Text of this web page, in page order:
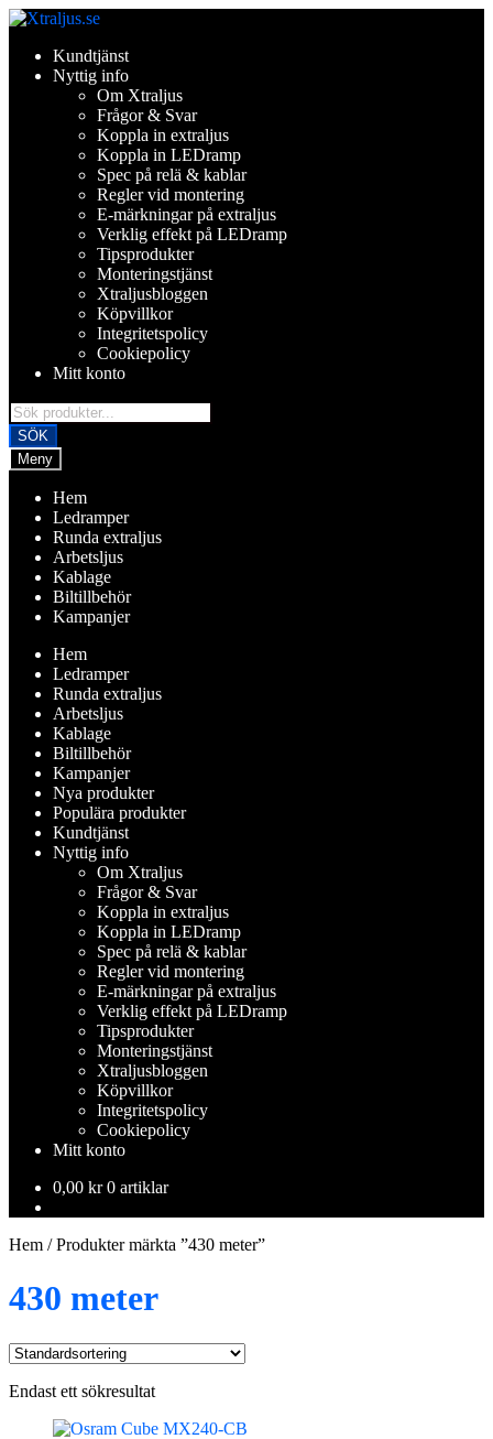
Hoppa
navigering
Hoppa
innehållKundtjänst
Nyttig info
Om Xtraljus
Frågor & Svar
Koppla in extraljus
Koppla in LEDramp
Spec på relä & kablar
Regler vid montering
E-märkningar på extraljus
Verklig effekt på LEDramp
Tipsprodukter
Monteringstjänst
Xtraljusbloggen
Köpvillkor
Integritetspolicy
Cookiepolicy
Mitt konto
Products
search
SÖK
Meny
Hem
Ledramper
Runda extraljus
Arbetsljus
Kablage
Biltillbehör
Kampanjer
Hem
Ledramper
Runda extraljus
Arbetsljus
Kablage
Biltillbehör
Kampanjer
Nya produkter
Populära produkter
Kundtjänst
Nyttig info
Om Xtraljus
Frågor & Svar
Koppla in extraljus
Koppla in LEDramp
Spec på relä & kablar
Regler vid montering
E-märkningar på extraljus
Verklig effekt på LEDramp
Tipsprodukter
Monteringstjänst
Xtraljusbloggen
Köpvillkor
Integritetspolicy
Cookiepolicy
Mitt konto
0,00 kr 0 artiklar
Hem /Produkter märkta ”430 meter”
430 meter
Endast ett sökresultat